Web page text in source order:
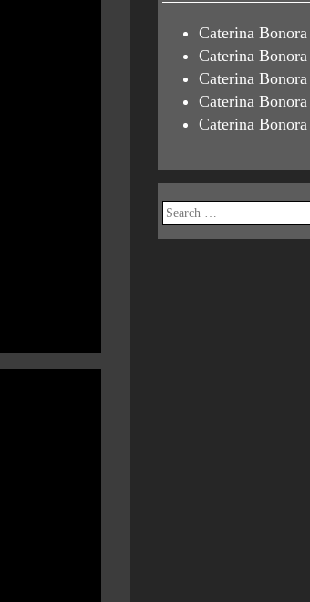
Caterina Bonora
Caterina Bonora
Caterina Bonora
Caterina Bonora
Caterina Bonora
Search
for: